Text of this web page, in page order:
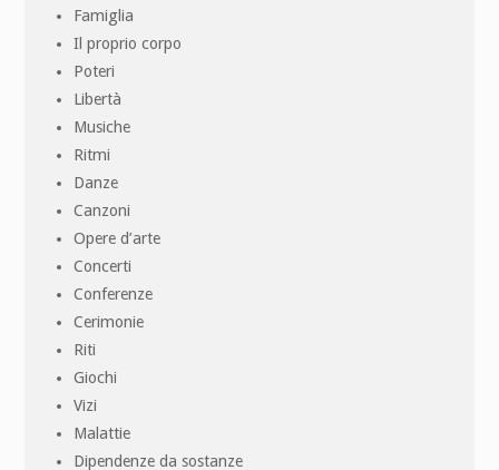
Famiglia
Il proprio corpo
Poteri
Libertà
Musiche
Ritmi
Danze
Canzoni
Opere d’arte
Concerti
Conferenze
Cerimonie
Riti
Giochi
Vizi
Malattie
Dipendenze da sostanze